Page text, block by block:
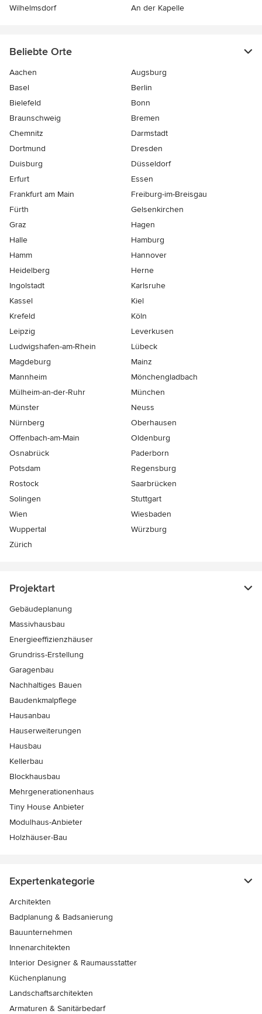
Wilhelmsdorf An der Kapelle
Beliebte Orte
Aachen
Augsburg
Basel
Berlin
Bielefeld
Bonn
Braunschweig
Bremen
Chemnitz
Darmstadt
Dortmund
Dresden
Duisburg
Düsseldorf
Erfurt
Essen
Frankfurt am Main
Freiburg-im-Breisgau
Fürth
Gelsenkirchen
Graz
Hagen
Halle
Hamburg
Hamm
Hannover
Heidelberg
Herne
Ingolstadt
Karlsruhe
Kassel
Kiel
Krefeld
Köln
Leipzig
Leverkusen
Ludwigshafen-am-Rhein
Lübeck
Magdeburg
Mainz
Mannheim
Mönchen­gladbach
Mülheim-an-der-Ruhr
München
Münster
Neuss
Nürnberg
Oberhausen
Offenbach-am-Main
Oldenburg
Osnabrück
Paderborn
Potsdam
Regensburg
Rostock
Saarbrücken
Solingen
Stuttgart
Wien
Wiesbaden
Wuppertal
Würzburg
Zürich
Projektart
Gebäudeplanung
Massivhausbau
Energieeffizienzhäuser
Grundriss-Erstellung
Garagenbau
Nachhaltiges Bauen
Baudenkmalpflege
Hausanbau
Hauserweiterungen
Hausbau
Kellerbau
Blockhausbau
Mehrgenerationenhaus
Tiny House Anbieter
Modulhaus-Anbieter
Holzhäuser-Bau
Expertenkategorie
Architekten
Badplanung & Badsanierung
Bauunternehmen
Innenarchitekten
Interior Designer & Raumausstatter
Küchenplanung
Landschaftsarchitekten
Armaturen & Sanitärbedarf